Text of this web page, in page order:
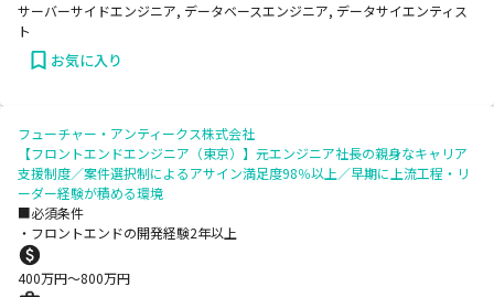
サーバーサイドエンジニア, データベースエンジニア, データサイエンティス
ト
お気に入り
フューチャー・アンティークス株式会社
【フロントエンドエンジニア（東京）】元エンジニア社長の親身なキャリア
支援制度／案件選択制によるアサイン満足度98％以上／早期に上流工程・リ
ーダー経験が積める環境
■必須条件
・フロントエンドの開発経験2年以上
400万円〜800万円